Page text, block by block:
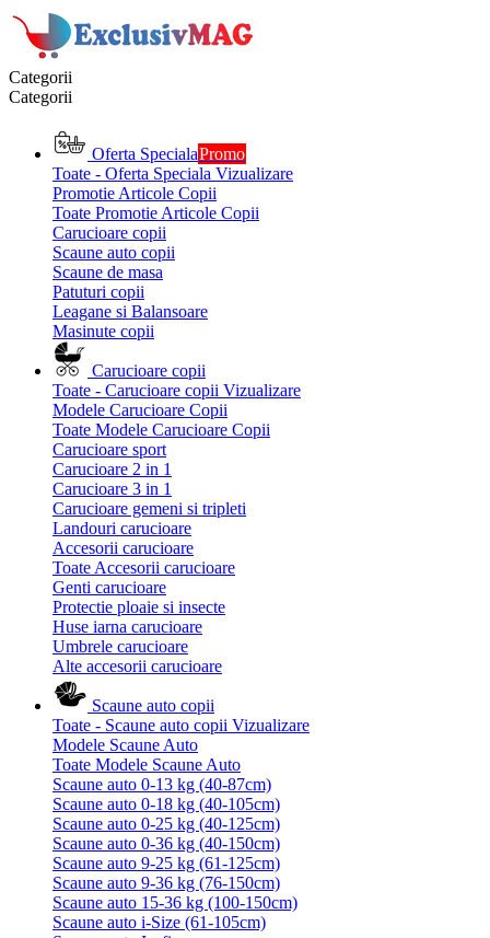
Categorii
Categorii
Oferta SpecialaPromo
Toate - Oferta Speciala Vizualizare
Promotie Articole Copii
Toate Promotie Articole Copii
Carucioare copii
Scaune auto copii
Scaune de masa
Patuturi copii
Leagane si Balansoare
Masinute copii
Carucioare copii
Toate - Carucioare copii Vizualizare
Modele Carucioare Copii
Toate Modele Carucioare Copii
Carucioare sport
Carucioare 2 in 1
Carucioare 3 in 1
Carucioare gemeni si tripleti
Landouri carucioare
Accesorii carucioare
Toate Accesorii carucioare
Genti carucioare
Protectie ploaie si insecte
Huse iarna carucioare
Umbrele carucioare
Alte accesorii carucioare
Scaune auto copii
Toate - Scaune auto copii Vizualizare
Modele Scaune Auto
Toate Modele Scaune Auto
Scaune auto 0-13 kg (40-87cm)
Scaune auto 0-18 kg (40-105cm)
Scaune auto 0-25 kg (40-125cm)
Scaune auto 0-36 kg (40-150cm)
Scaune auto 9-25 kg (61-125cm)
Scaune auto 9-36 kg (76-150cm)
Scaune auto 15-36 kg (100-150cm)
Scaune auto i-Size (61-105cm)